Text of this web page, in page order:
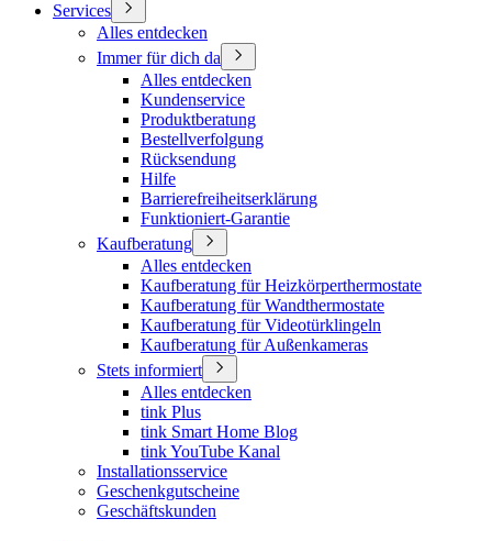
Services
Alles entdecken
Immer für dich da
Alles entdecken
Kundenservice
Produktberatung
Bestellverfolgung
Rücksendung
Hilfe
Barrierefreiheitserklärung
Funktioniert-Garantie
Kaufberatung
Alles entdecken
Kaufberatung für Heizkörperthermostate
Kaufberatung für Wandthermostate
Kaufberatung für Videotürklingeln
Kaufberatung für Außenkameras
Stets informiert
Alles entdecken
tink Plus
tink Smart Home Blog
tink YouTube Kanal
Installationsservice
Geschenkgutscheine
Geschäftskunden